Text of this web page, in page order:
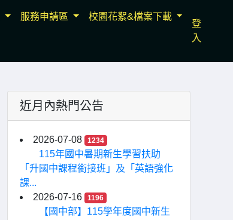
服務申請區 校園花絮&檔案下載
登
入
近月內熱門公告
2026-07-08 1234
115年國中暑期新生學習扶助
「升國中課程銜接班」及「英語強化
課...
2026-07-16
1196
【國中部】115學年度國中新生